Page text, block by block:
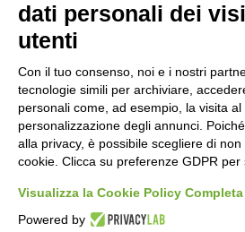
Lun-ven
08:00 – 12:10 /
Sabato
08:00 – 12:10
dati personali dei
utenti
Con il tuo consenso, noi e i nostri
tecnologie simili per archiviare,
personali come, ad esempio, la visita al
personalizzazione degli annunci.
alla privacy, è possibile scegliere di
cookie. Clicca su preferenze GDPR per
Visualizza la Cookie Policy Completa
Powered by